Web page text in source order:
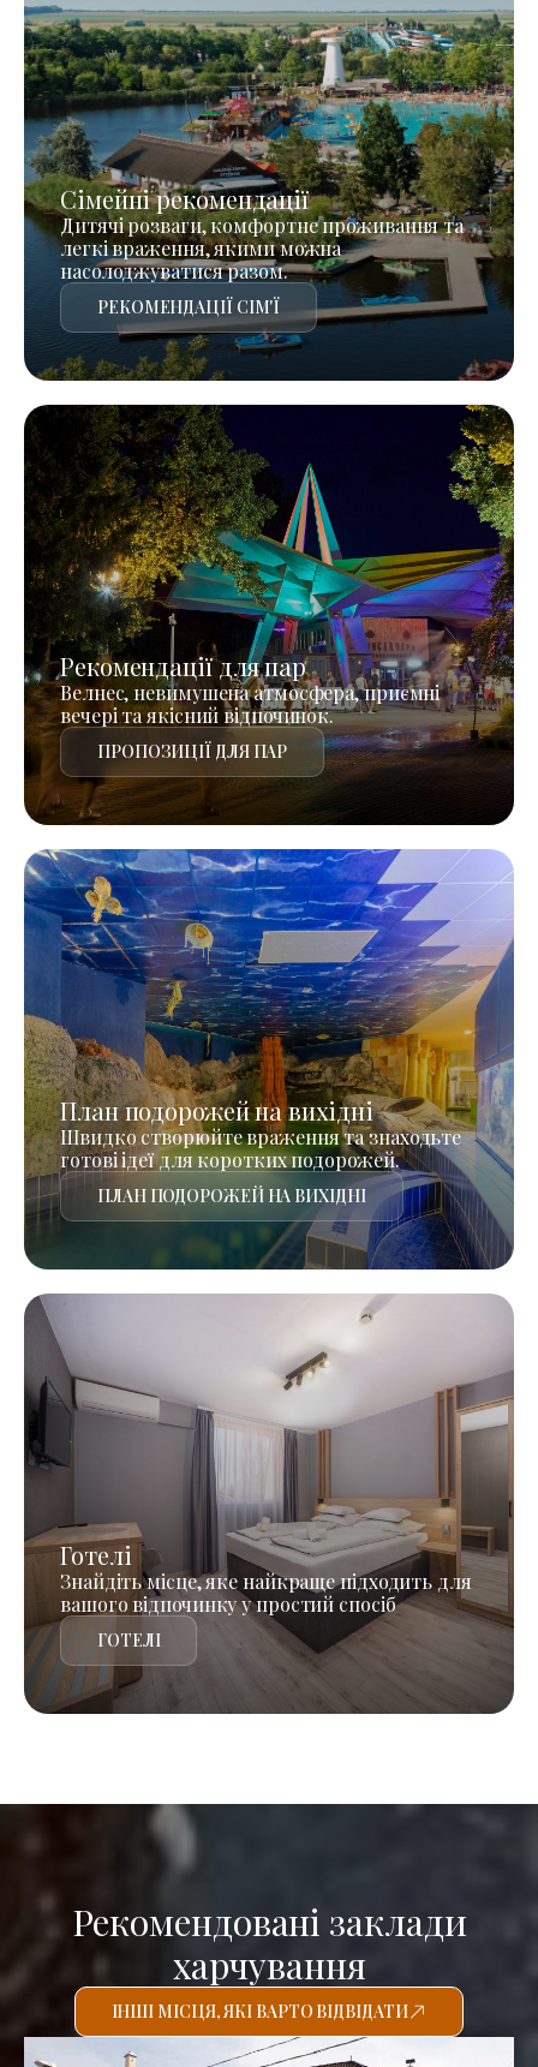
Сімейні рекомендації
Дитячі розваги, комфортне проживання та
легкі враження, якими можна
насолоджуватися разом.
РЕКОМЕНДАЦІЇ СІМ'Ї
Рекомендації для пар
Велнес, невимушена атмосфера, приємні
вечері та якісний відпочинок.
ПРОПОЗИЦІЇ ДЛЯ ПАР
План подорожей на вихідні
Швидко створюйте враження та знаходьте
готові ідеї для коротких подорожей.
ПЛАН ПОДОРОЖЕЙ НА ВИХІДНІ
Готелі
Знайдіть місце, яке найкраще підходить для
вашого відпочинку у простий спосіб
ГОТЕЛІ
Рекомендовані заклади
харчування
ІНШІ МІСЦЯ, ЯКІ ВАРТО ВІДВІДАТИ